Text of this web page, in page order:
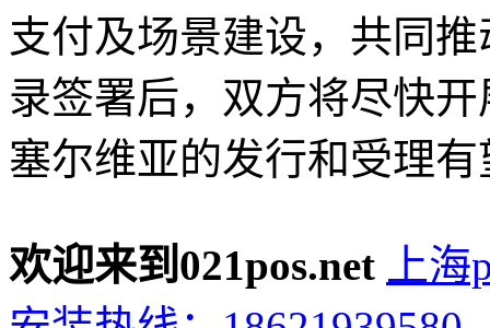
支付及场景建设，共同
录签署后，双方将尽快
塞尔维亚的发行和受理
欢迎来到021pos.net
上